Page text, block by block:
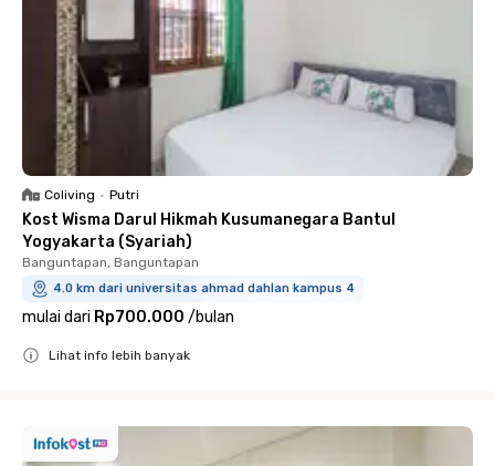
Coliving • Putri
Kost Wisma Darul Hikmah Kusumanegara Bantul
Yogyakarta (Syariah)
Banguntapan, Banguntapan
4.0 km dari universitas ahmad dahlan kampus 4
mulai dari Rp700.000 /bulan
Lihat info lebih banyak